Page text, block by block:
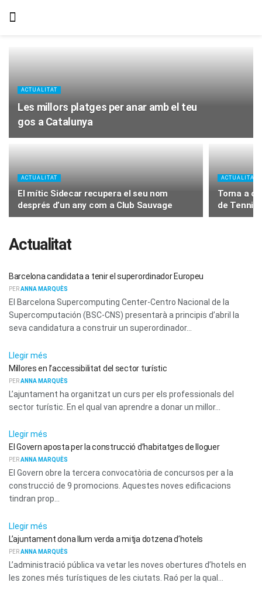
ACTUALITAT
Les millors platges per anar amb el teu
gos a Catalunya
ACTUALITAT
El mític Sidecar recupera el seu nom
després d’un any com a Club Sauvage
ACTUALITAT
Torna a
de Tennis
Actualitat
Barcelona candidata a tenir el superordinador Europeu
PERANNA MARQUÈS
El Barcelona Supercomputing Center-Centro Nacional de la
Supercomputación (BSC-CNS) presentarà a principis d’abril la
seva candidatura a construir un superordinador...
Llegir més
ACTUALITAT
Millores en l’accessibilitat del sector turístic
PERANNA MARQUÈS
L’ajuntament ha organitzat un curs per els professionals del
sector turístic. En el qual van aprendre a donar un millor...
Llegir més
ACTUALITAT
El Govern aposta per la construcció d’habitatges de lloguer
PERANNA MARQUÈS
El Govern obre la tercera convocatòria de concursos per a la
construcció de 9 promocions. Aquestes noves edificacions
tindran prop...
Llegir més
ACTUALITAT
L’ajuntament dona llum verda a mitja dotzena d’hotels
PERANNA MARQUÈS
L’administració pública va vetar les noves obertures d’hotels en
les zones més turístiques de les ciutats. Raó per la qual...